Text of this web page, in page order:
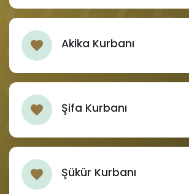
Akika Kurbanı
Şifa Kurbanı
Şükür Kurbanı